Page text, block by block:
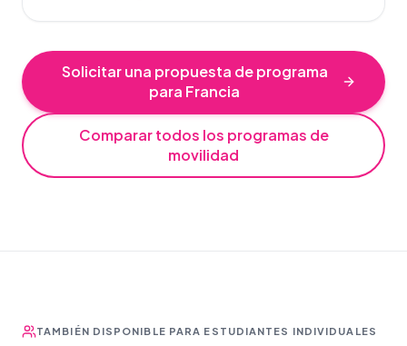
Solicitar una propuesta de programa
para Francia
Comparar todos los programas de
movilidad
TAMBIÉN DISPONIBLE PARA ESTUDIANTES INDIVIDUALES